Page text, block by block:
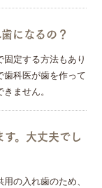
になるの？
定する方法もあり
歯科医が歯を作って
ません。
。大丈夫でし
の入れ歯のため、